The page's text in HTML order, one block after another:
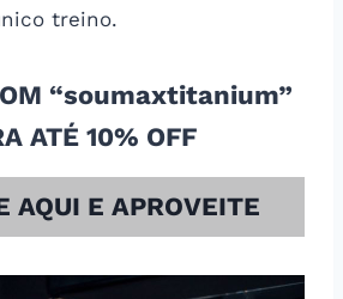
treino.
“soumaxtitanium”
ATÉ 10% OFF
AQUI E APROVEITE